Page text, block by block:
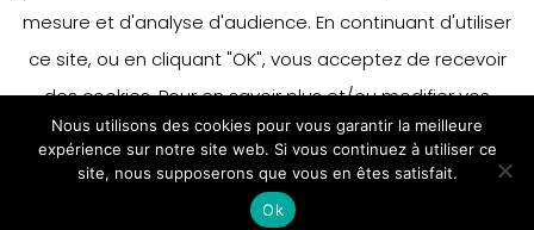
mesure et d'analyse d'audience. En continuant d'utiliser
ce site, ou en cliquant "OK", vous acceptez de recevoir
des cookies. Pour en savoir plus et/ou modifier vos
préférences en matière de cookies, merci de vous référer
à notre politique sur les cookies.
Accepter
En savoir plus
Nous utilisons des cookies pour vous garantir la meilleure
expérience sur notre site web. Si vous continuez à utiliser ce
site, nous supposerons que vous en êtes satisfait.
Ok